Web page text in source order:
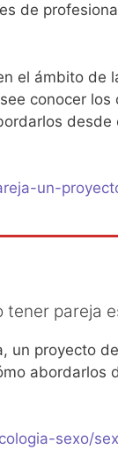
de
el ámbito de
conocer
un-
tener pareja
un proyecto
abordarlos
sexo/